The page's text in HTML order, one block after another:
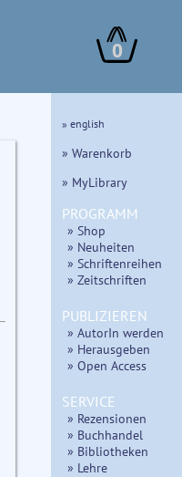
0
» english
» Warenkorb
» MyLibrary
PROGRAMM
» Shop
» Neuheiten
» Schriftenreihen
» Zeitschriften
PUBLIZIEREN
» AutorIn werden
» Herausgeben
» Open Access
SERVICE
» Rezensionen
» Buchhandel
» Bibliotheken
» Lehre